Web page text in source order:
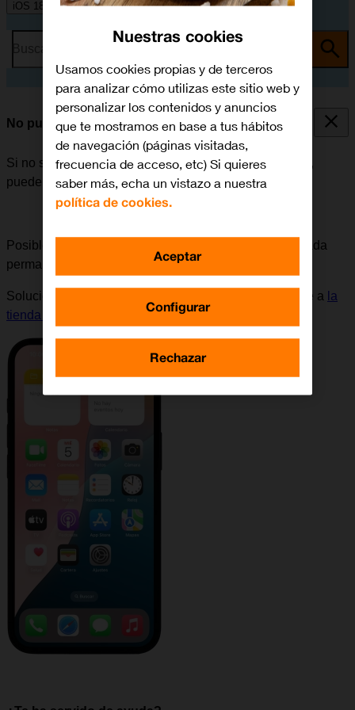
iOS 18
No puedo iniciar mi móvil
Si no se puede iniciar el móvil después de encenderlo,
puede haber varias causas al problema.
Posible causa 2 de 6:
Si la tarjeta SIM ha sido bloqueada
permanentemente, es necesario adquirir una nueva.
Solución: Para solicitar una nueva tarjeta SIM, dirigirse a la
tienda de Orange
más cercana.
Nuestras cookies
Usamos cookies propias y de terceros
para analizar cómo utilizas este sitio web y
personalizar los contenidos y anuncios
que te mostramos en base a tus hábitos
de navegación (páginas visitadas,
frecuencia de acceso, etc) Si quieres
saber más, echa un vistazo a nuestra
política de cookies.
Configurar
Rechazar
Aceptar